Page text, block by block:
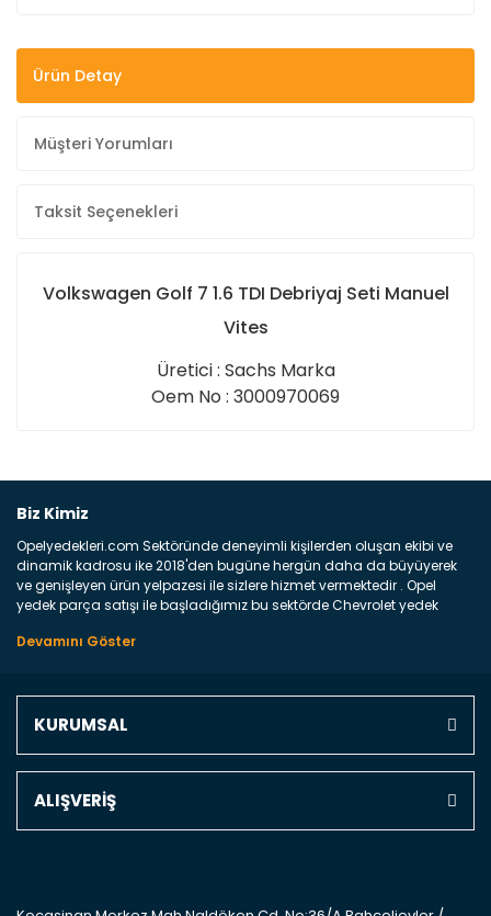
Ürün Detay
Müşteri Yorumları
Taksit Seçenekleri
Volkswagen Golf 7 1.6 TDI Debriyaj Seti Manuel
Vites
Üretici : Sachs Marka
Oem No : 3000970069
Yorum Yaz
Biz Kimiz
Opelyedekleri.com Sektöründe deneyimli kişilerden oluşan ekibi ve
dinamik kadrosu ike 2018'den bugüne hergün daha da büyüyerek
ve genişleyen ürün yelpazesi ile sizlere hizmet vermektedir . Opel
yedek parça satışı ile başladığımız bu sektörde Chevrolet yedek
marka araçların ve FCA Grubun Fiat ve Alfa Romeo yedek parça
Türkiyenin 4 bir yanına ve uluslarası dünyanın dört bir yanına
parça gelebilir ancak bunları biraz toparlarsak aşağıda belirttiğimiz
KURUMSAL
ALIŞVERİŞ